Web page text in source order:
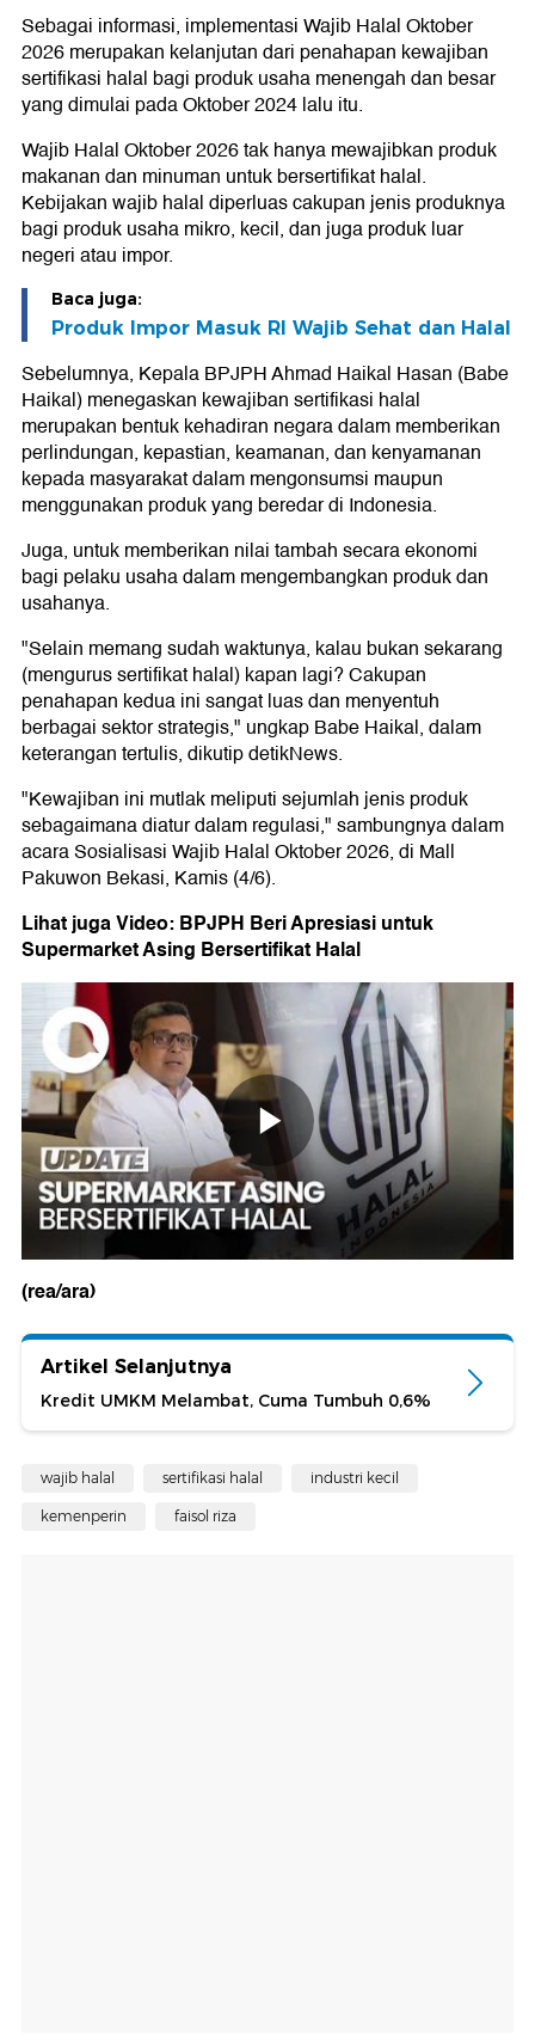
Sebagai informasi, implementasi Wajib Halal Oktober
2026 merupakan kelanjutan dari penahapan kewajiban
sertifikasi halal bagi produk usaha menengah dan besar
yang dimulai pada Oktober 2024 lalu itu.
Wajib Halal Oktober 2026 tak hanya mewajibkan produk
makanan dan minuman untuk bersertifikat halal.
Kebijakan wajib halal diperluas cakupan jenis produknya
bagi produk usaha mikro, kecil, dan juga produk luar
negeri atau impor.
Baca juga:
Produk Impor Masuk RI Wajib Sehat dan Halal
Sebelumnya, Kepala BPJPH Ahmad Haikal Hasan (Babe
Haikal) menegaskan kewajiban sertifikasi halal
merupakan bentuk kehadiran negara dalam memberikan
perlindungan, kepastian, keamanan, dan kenyamanan
kepada masyarakat dalam mengonsumsi maupun
menggunakan produk yang beredar di Indonesia.
Juga, untuk memberikan nilai tambah secara ekonomi
bagi pelaku usaha dalam mengembangkan produk dan
usahanya.
"Selain memang sudah waktunya, kalau bukan sekarang
(mengurus sertifikat halal) kapan lagi? Cakupan
penahapan kedua ini sangat luas dan menyentuh
berbagai sektor strategis," ungkap Babe Haikal, dalam
keterangan tertulis, dikutip detikNews.
"Kewajiban ini mutlak meliputi sejumlah jenis produk
sebagaimana diatur dalam regulasi," sambungnya dalam
acara Sosialisasi Wajib Halal Oktober 2026, di Mall
Pakuwon Bekasi, Kamis (4/6).
Lihat juga Video: BPJPH Beri Apresiasi untuk
Supermarket Asing Bersertifikat Halal
(rea/ara)
Artikel Selanjutnya
Kredit UMKM Melambat, Cuma Tumbuh 0,6%
wajib halal sertifikasi halal industri kecil
kemenperin faisol riza